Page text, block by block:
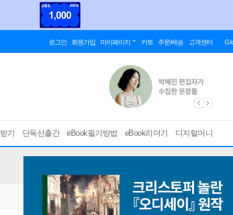
로그인 회원가입 마이페이지 카트 주문/배송 고객센터
기 단독선출간 eBook필기방법 eBook리더기 디지털머니